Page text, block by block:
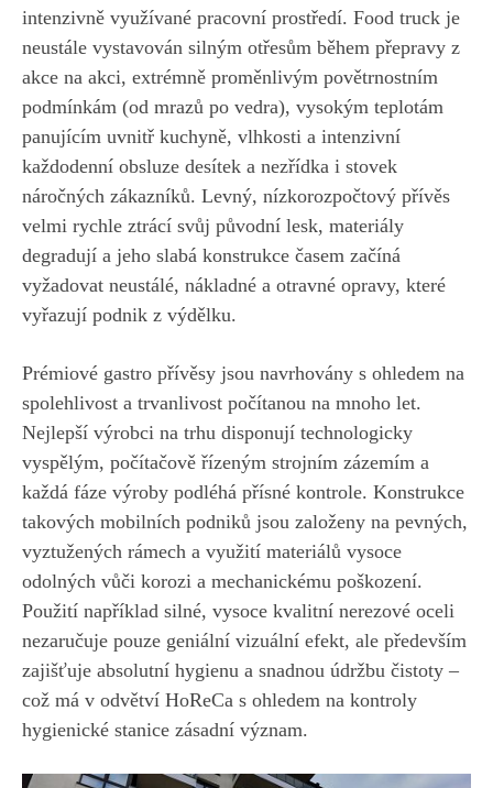
intenzivně využívané pracovní prostředí. Food truck je
neustále vystavován silným otřesům během přepravy z
akce na akci, extrémně proměnlivým povětrnostním
podmínkám (od mrazů po vedra), vysokým teplotám
panujícím uvnitř kuchyně, vlhkosti a intenzivní
každodenní obsluze desítek a nezřídka i stovek
náročných zákazníků. Levný, nízkorozpočtový přívěs
velmi rychle ztrácí svůj původní lesk, materiály
degradují a jeho slabá konstrukce časem začíná
vyžadovat neustálé, nákladné a otravné opravy, které
vyřazují podnik z výdělku.
Prémiové gastro přívěsy jsou navrhovány s ohledem na
spolehlivost a trvanlivost počítanou na mnoho let.
Nejlepší výrobci na trhu disponují technologicky
vyspělým, počítačově řízeným strojním zázemím a
každá fáze výroby podléhá přísné kontrole. Konstrukce
takových mobilních podniků jsou založeny na pevných,
vyztužených rámech a využití materiálů vysoce
odolných vůči korozi a mechanickému poškození.
Použití například silné, vysoce kvalitní nerezové oceli
nezaručuje pouze geniální vizuální efekt, ale především
zajišťuje absolutní hygienu a snadnou údržbu čistoty –
což má v odvětví HoReCa s ohledem na kontroly
hygienické stanice zásadní význam.